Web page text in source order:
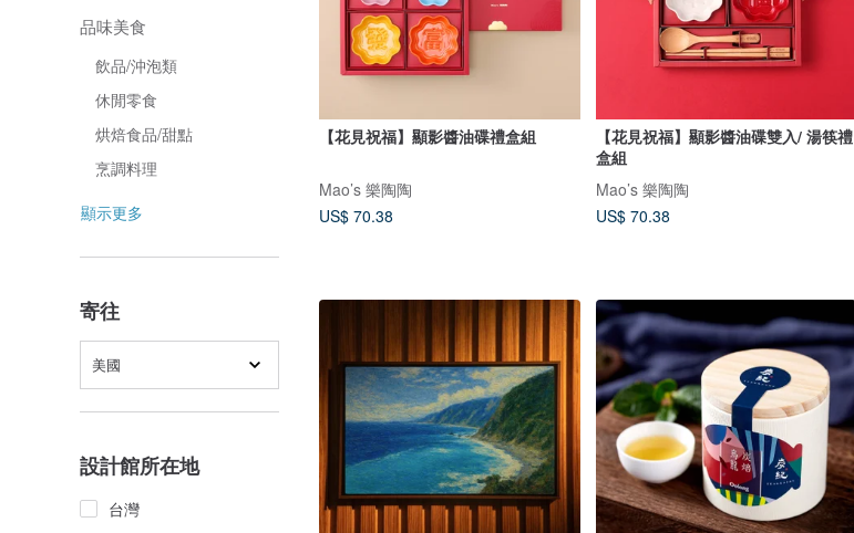
品味美食
飲品/沖泡類
休閒零食
烘焙食品/甜點
烹調料理
顯示更多
寄往
美國
設計館所在地
台灣
【花見祝福】顯影醬油碟禮盒組
Mao’s 樂陶陶
US$ 70.38
【花見祝福】顯影醬油碟雙入/ 湯筷禮
盒組
Mao’s 樂陶陶
US$ 70.38